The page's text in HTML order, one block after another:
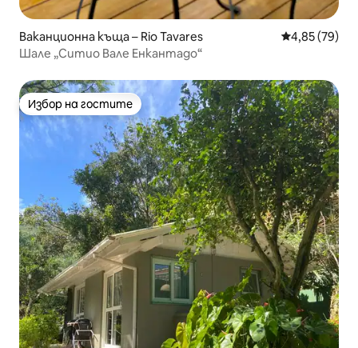
Ваканционна къща – Rio Tavares Средна
4,85 (79)
Шале „Ситио Вале Енкантадо“
Избор на гостите
Избор на гостите